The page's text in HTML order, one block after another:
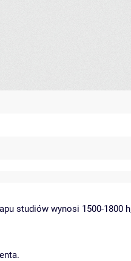
studiów wynosi 1500-1800